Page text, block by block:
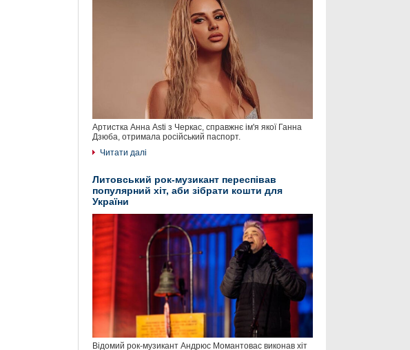
Артистка Анна Asti з Черкас, справжнє ім'я якої Ганна
Дзюба, отримала російський паспорт.
Читати далі
Литовський рок-музикант переспівав
популярний хіт, аби зібрати кошти для
України
Відомий рок-музикант Андрюс Момантовас виконав хіт